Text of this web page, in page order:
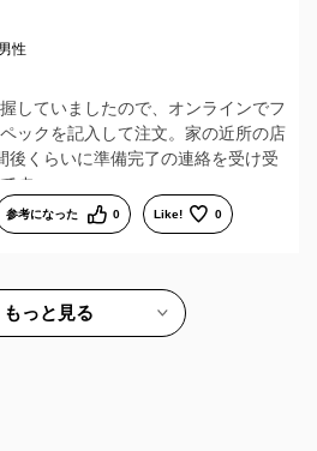
男性
していましたので、オンラインでフ
ックを記入して注文。家の近所の店
後くらいに準備完了の連絡を受け受
す。
参考になった 0 Like! 0
もっと見る